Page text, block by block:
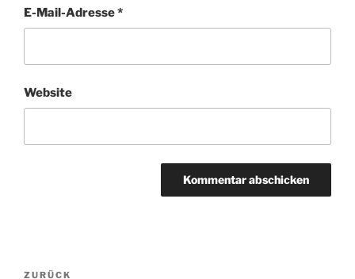
E-Mail-Adresse*
Website
Beitragsnavigation
ZURÜCK